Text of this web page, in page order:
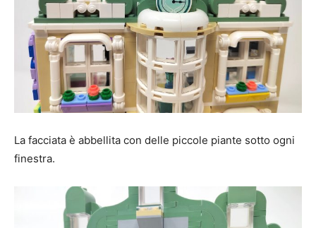
La facciata è abbellita con delle piccole piante sotto ogni
finestra.